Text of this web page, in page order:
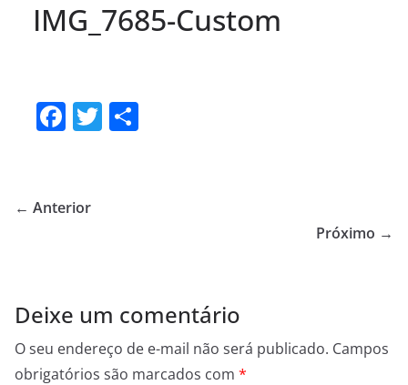
IMG_7685-Custom
F
e
k
T
← Anterior
Próximo →
Deixe um comentário
O seu endereço de e-mail não será publicado. Campos
obrigatórios são marcados com *